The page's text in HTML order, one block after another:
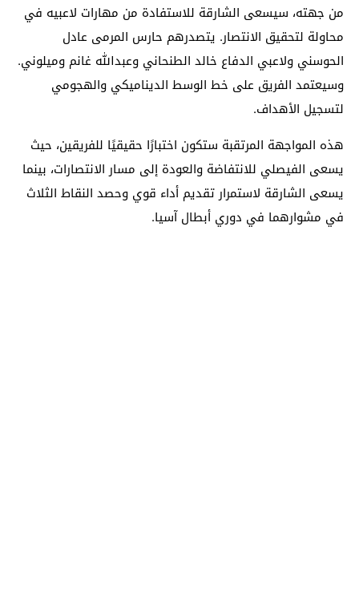
من جهته، سيسعى الشارقة للاستفادة من مهارات لاعبيه في
محاولة لتحقيق الانتصار. يتصدرهم حارس المرمى عادل
الحوسني ولاعبي الدفاع خالد الطنحاني وعبدالله غانم وميلوني.
وسيعتمد الفريق على خط الوسط الديناميكي والهجومي
لتسجيل الأهداف.
هذه المواجهة المرتقبة ستكون اختبارًا حقيقيًا للفريقين، حيث
يسعى الفيصلي للانتفاضة والعودة إلى مسار الانتصارات، بينما
يسعى الشارقة لاستمرار تقديم أداء قوي وحصد النقاط الثلاث
في مشوارهما في دوري أبطال آسيا.